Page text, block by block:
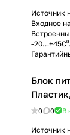
Источник
Входное
-
Блок
0 0 В
Источник